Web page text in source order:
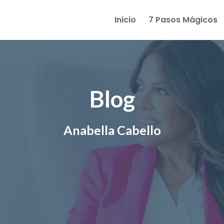
Inicio 7 Pasos Mágicos
Blog
Anabella Cabello